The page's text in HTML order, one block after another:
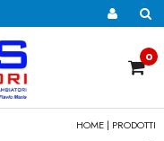
0
HOME | PRODOTTI